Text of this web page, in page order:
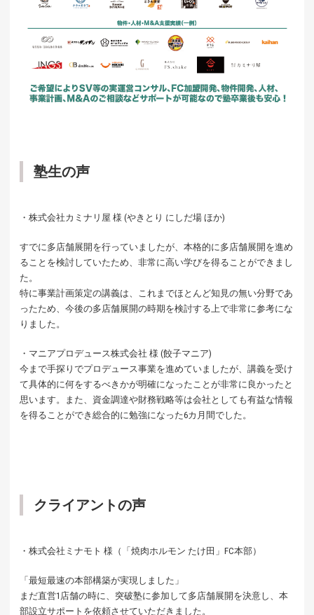
塾生の声
・株式会社カミナリ屋 様 (やきとり にしだ場 ほか)
すでに多店舗展開を行っていましたが、本格的に多店舗展開を進め
ることを検討していたため、非常に高い学びを得ることができまし
た。
特に事業計画策定の講義は、これまでほとんど知見の無い分野であ
ったため、今後の多店舗展開の時期を検討する上で非常に参考にな
りました。
・マニアプロデュース株式会社 様 (餃子マニア)
今まで手探りでプロデュース事業を進めていましたが、講義を受け
て具体的に何をするべきかが明確になったことが非常に良かったと
思います。また、資金調達や財務戦略等は会社としても有益な情報
を得ることができ総合的に勉強になった6カ月間でした。
クライアントの声
・株式会社ミナモト 様（「焼肉ホルモン たけ田」FC本部）
「最短最速の本部構築が実現しました」
まだ直営1店舗の時に、突破塾に参加して多店舗展開を決意し、本
部設立サポートを依頼させていただきました。